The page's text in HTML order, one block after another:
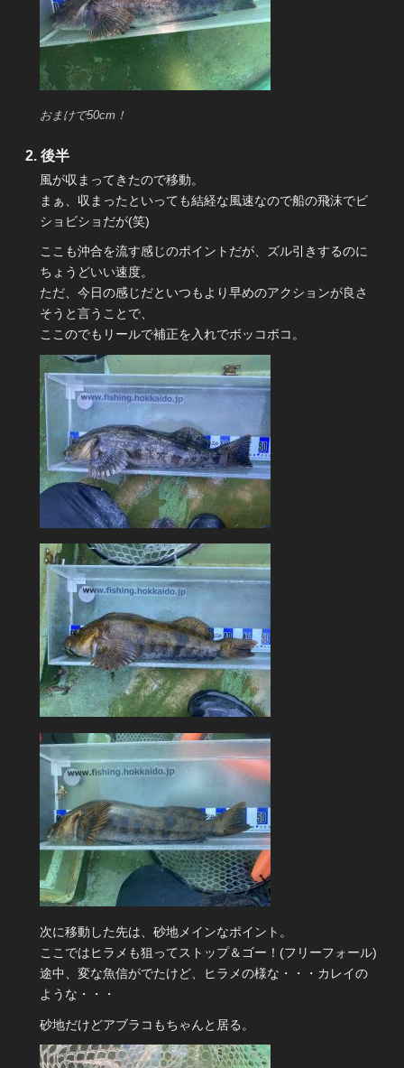
おまけで50cm！
後半
風が収まってきたので移動。
まぁ、収まったといっても結経な風速なので船の飛沫でビ
ショビショだが(笑)
ここも沖合を流す感じのポイントだが、ズル引きするのに
ちょうどいい速度。
ただ、今日の感じだといつもより早めのアクションが良さ
そうと言うことで、
ここのでもリールで補正を入れでボッコボコ。
次に移動した先は、砂地メインなポイント。
ここではヒラメも狙ってストップ＆ゴー！(フリーフォール)
途中、変な魚信がでたけど、ヒラメの様な・・・カレイの
ような・・・
砂地だけどアブラコもちゃんと居る。